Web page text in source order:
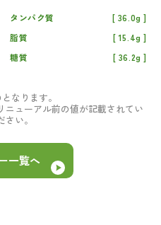
タンパク質
36.0g
脂質
15.4g
糖質
36.2g
なります。
ューアル前の値が記載されてい
い。
一覧へ